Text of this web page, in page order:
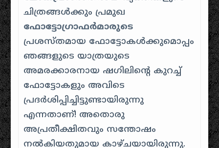
ചിത്രങ്ങൾക്കും പ്രമുഖ
ഫോട്ടോഗ്രാഫർമാരുടെ
പ്രശസ്തമായ ഫോട്ടോകൾക്കുമൊപ്പം
ഞങ്ങളുടെ യാത്രയുടെ
അമരക്കാരനായ ഷഗിലിന്റെ കുറച്ച്
ഫോട്ടോകളും അവിടെ
പ്രദർശിപ്പിച്ചിട്ടുണ്ടായിരുന്നു
എന്നതാണ്! അതൊരു
അപ്രതീക്ഷിതവും സന്തോഷം
നൽകിയതുമായ കാഴ്ചയായിരുന്നു.